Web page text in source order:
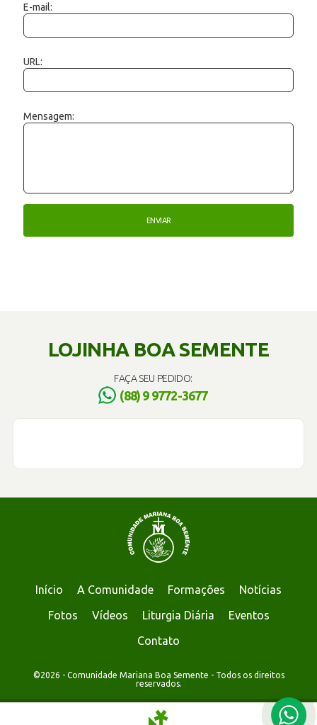
E-mail:
URL:
Mensagem:
LOJINHA BOA SEMENTE
FAÇA SEU PEDIDO:
(88) 9 9772-3677
Início A Comunidade Formações
Notícias
Fotos
Vídeos Liturgia Diária
Eventos
Contato
©2026 - Comunidade Mariana Boa Semente - Todos os direitos
reservados.